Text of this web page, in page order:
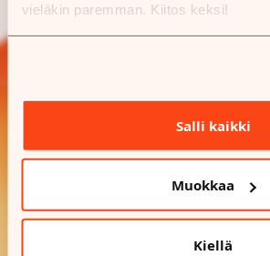
vieläkin paremman. Kiitos keksi!
Salli kaikki
Muokkaa
Kiellä